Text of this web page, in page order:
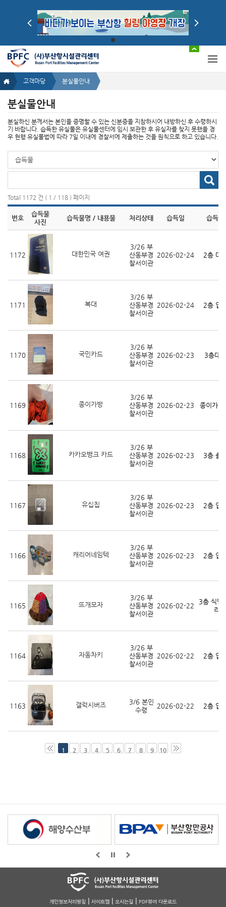
고객마당 분실물안내
분실물안내
분실하신 분께서는 본인을 증명할 수 있는 신분증을 지참하시어 내방하신 후 수령하시
기 바랍니다. 습득한 유실물은 유실물센터에 임시 보관한 후 유실자를 찾지 못했을 경
우 현행 유실물법에 따라 7일 이내에 경찰서에 제출하는 것을 원칙으로 하고 있습니다.
물
검
색
선
물
글
검
색
력
Total 1172 건 ( 1 / 118 ) 페이지
번호
습득물
사진
습득물명 / 내용물 처리상태 습득일 습득장
1172 대한민국 여권
3/26 부
산동부경
찰서이관
2026-02-24 2층 대
1171 복대
3/26 부
산동부경
찰서이관
2026-02-24 2층 입
1170 국민카드
3/26 부
산동부경
찰서이관
2026-02-23 3층대
1169 종이가방
3/26 부
산동부경
찰서이관
2026-02-23 종이가
1168 카카오뱅크 카드
3/26 부
산동부경
찰서이관
2026-02-23 3층 출
1167 유십칩
3/26 부
산동부경
찰서이관
2026-02-23 2층 입
1166 캐리어네임텍
3/26 부
산동부경
찰서이관
2026-02-23 2층 입
1165 뜨개모자
3/26 부
산동부경
찰서이관
2026-02-22
3층 식당
리)
1164 자동차키
3/26 부
산동부경
찰서이관
2026-02-22 2층 입
1163 갤럭시버즈
3/6 본인
수령
2026-02-22 2층 입
1 2 3 4 5 6 7 8 9 10
개인정보처리방침 사이트맵 오시는길 PDF뷰어 다운로드